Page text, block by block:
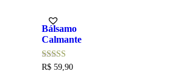
Bálsamo
Calmante
Avaliação
R$ 59,90